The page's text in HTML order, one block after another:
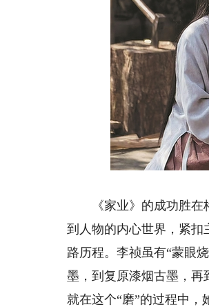
《家业》的成功胜在格
到人物的内心世界，紧
路历程。李祯虽有“蒙眼
墨，到复原漆烟古墨，再
就在这个“磨”的过程中